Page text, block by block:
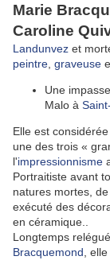
Marie
Caroline
Landunvez et
peintre graveuse
Une
Malo à
Elle est
une des trois «
l'impressionnisme
Portraitiste avant
natures mortes,
exécuté des
en céramique..
Longtemps
Bracquemond ,